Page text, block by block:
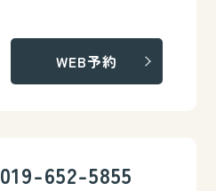
WEB予約
019-652-5855